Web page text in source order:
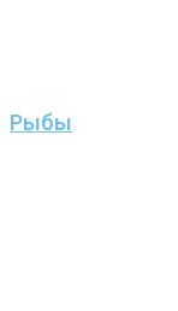
Рыбы